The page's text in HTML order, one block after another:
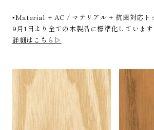
▪️Material + AC / マテリアル + 抗菌対応ト
9月1日より全ての木製品に標準化していま
詳細はこちら▷